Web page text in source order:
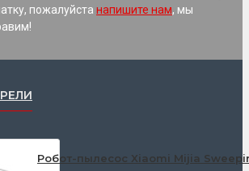
пожалуйста напишите нам, мы
Робот-пылесос Xiaomi Mijia